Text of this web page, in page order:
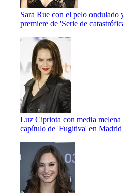
Sara Rue con el pelo ondulado
premiere de 'Serie de
Luz Cipriota con media
capítulo de 'Fugitiva' en Madrid